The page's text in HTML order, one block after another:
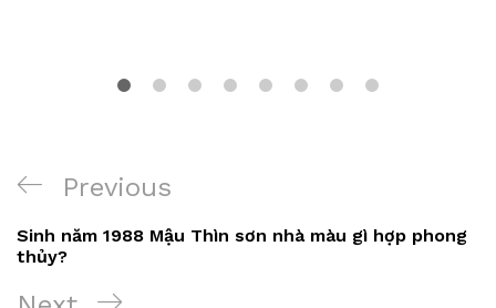
Điều
hướng
bài
Previous
Post
Previous
Sinh năm 1988 Mậu Thìn sơn nhà màu gì hợp phong
thủy?